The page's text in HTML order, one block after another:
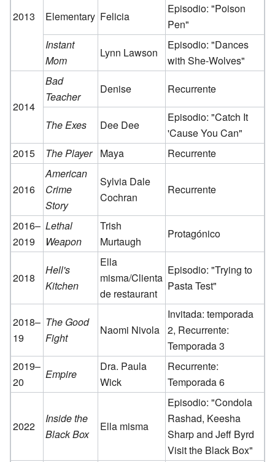
2013
Elementary Felicia
Episodio: "Poison
Pen"
Instant
Mom
Lynn Lawson
Episodio: "Dances
with She-Wolves"
2014
Bad
Teacher
Denise Recurrente
The Exes Dee Dee
Episodio: "Catch It
'Cause You Can"
2015
The Player Maya Recurrente
2016
American
Crime
Story
Sylvia Dale
Cochran
Recurrente
2016–
2019
Lethal
Weapon
Trish
Murtaugh
Protagónico
2018
Hell's
Kitchen
Ella
misma/Clienta
de restaurant
Episodio: "Trying to
Pasta Test"
2018–
19
The Good
Fight
Naomi Nivola
Invitada: temporada
2, Recurrente:
Temporada 3
2019–
20
Empire
Dra. Paula
Wick
Recurrente:
Temporada 6
2022
Inside the
Black Box
Ella misma
Episodio: "Condola
Rashad, Keesha
Sharp and Jeff Byrd
Visit the Black Box"